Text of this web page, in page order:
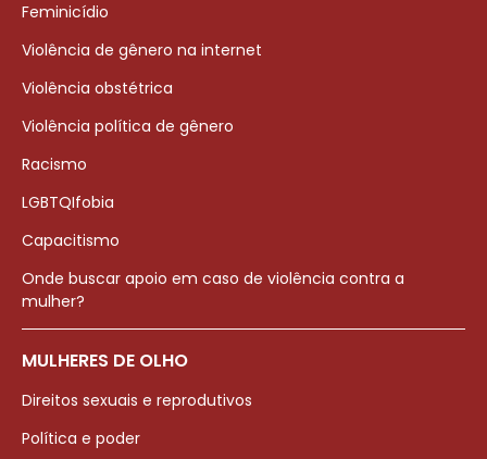
Feminicídio
Violência de gênero na internet
Violência obstétrica
Violência política de gênero
Racismo
LGBTQIfobia
Capacitismo
Onde buscar apoio em caso de violência contra a
mulher?
MULHERES DE OLHO
Direitos sexuais e reprodutivos
Política e poder